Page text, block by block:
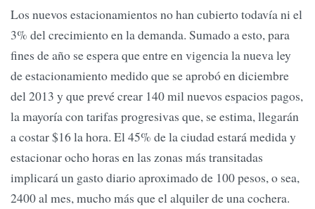
Los nuevos estacionamientos no han cubierto todavía ni el
3% del crecimiento en la demanda. Sumado a esto, para
fines de año se espera que entre en vigencia la nueva ley
de estacionamiento medido que se aprobó en diciembre
del 2013 y que prevé crear 140 mil nuevos espacios pagos,
la mayoría con tarifas progresivas que, se estima, llegarán
a costar $16 la hora. El 45% de la ciudad estará medida y
estacionar ocho horas en las zonas más transitadas
implicará un gasto diario aproximado de 100 pesos, o sea,
2400 al mes, mucho más que el alquiler de una cochera.